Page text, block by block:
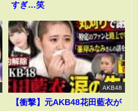
すぎ…笑
AKB48
【衝撃】元AKB48花田藍衣が